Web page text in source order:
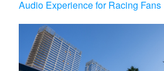
Audio Experience for Racing Fans